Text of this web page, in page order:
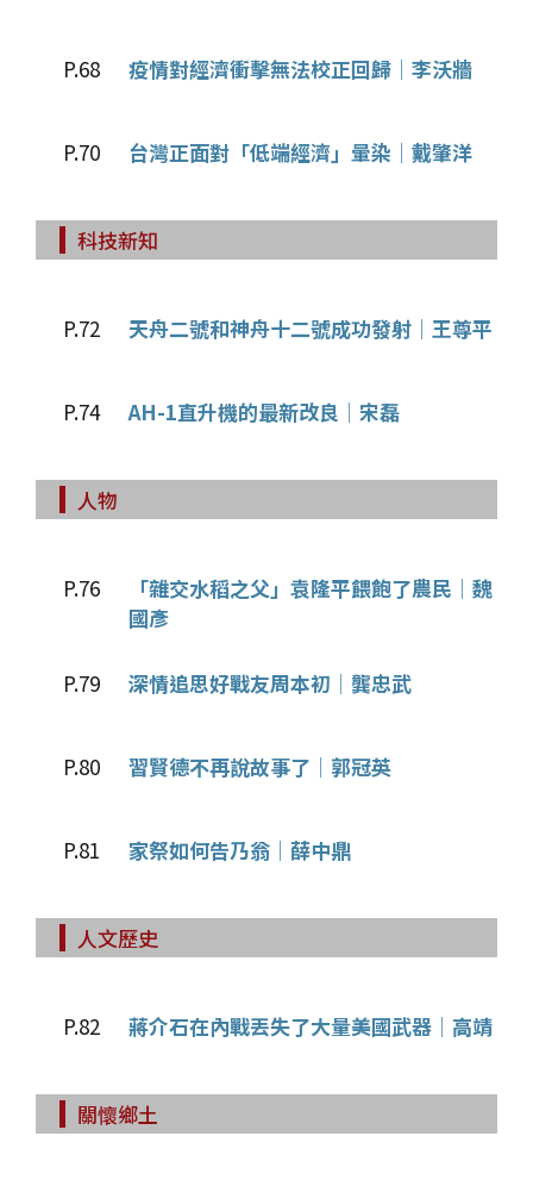
P.68 疫情對經濟衝擊無法校正回歸│李沃牆
P.70 台灣正面對「低端經濟」暈染│戴肇洋
科技新知
P.72 天舟二號和神舟十二號成功發射│王尊平
P.74 AH-1直升機的最新改良│宋磊
人物
P.76
「雜交水稻之父」袁隆平餵飽了農民│魏
國彥
P.79 深情追思好戰友周本初│龔忠武
P.80 習賢德不再說故事了│郭冠英
P.81 家祭如何告乃翁│薛中鼎
人文歷史
P.82 蔣介石在內戰丟失了大量美國武器│高靖
關懷鄉土